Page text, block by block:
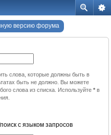
версию форума
слова, которые должны быть в
быть не должно. Вы можете
слова из списка. Используйте * в
с языком запросов